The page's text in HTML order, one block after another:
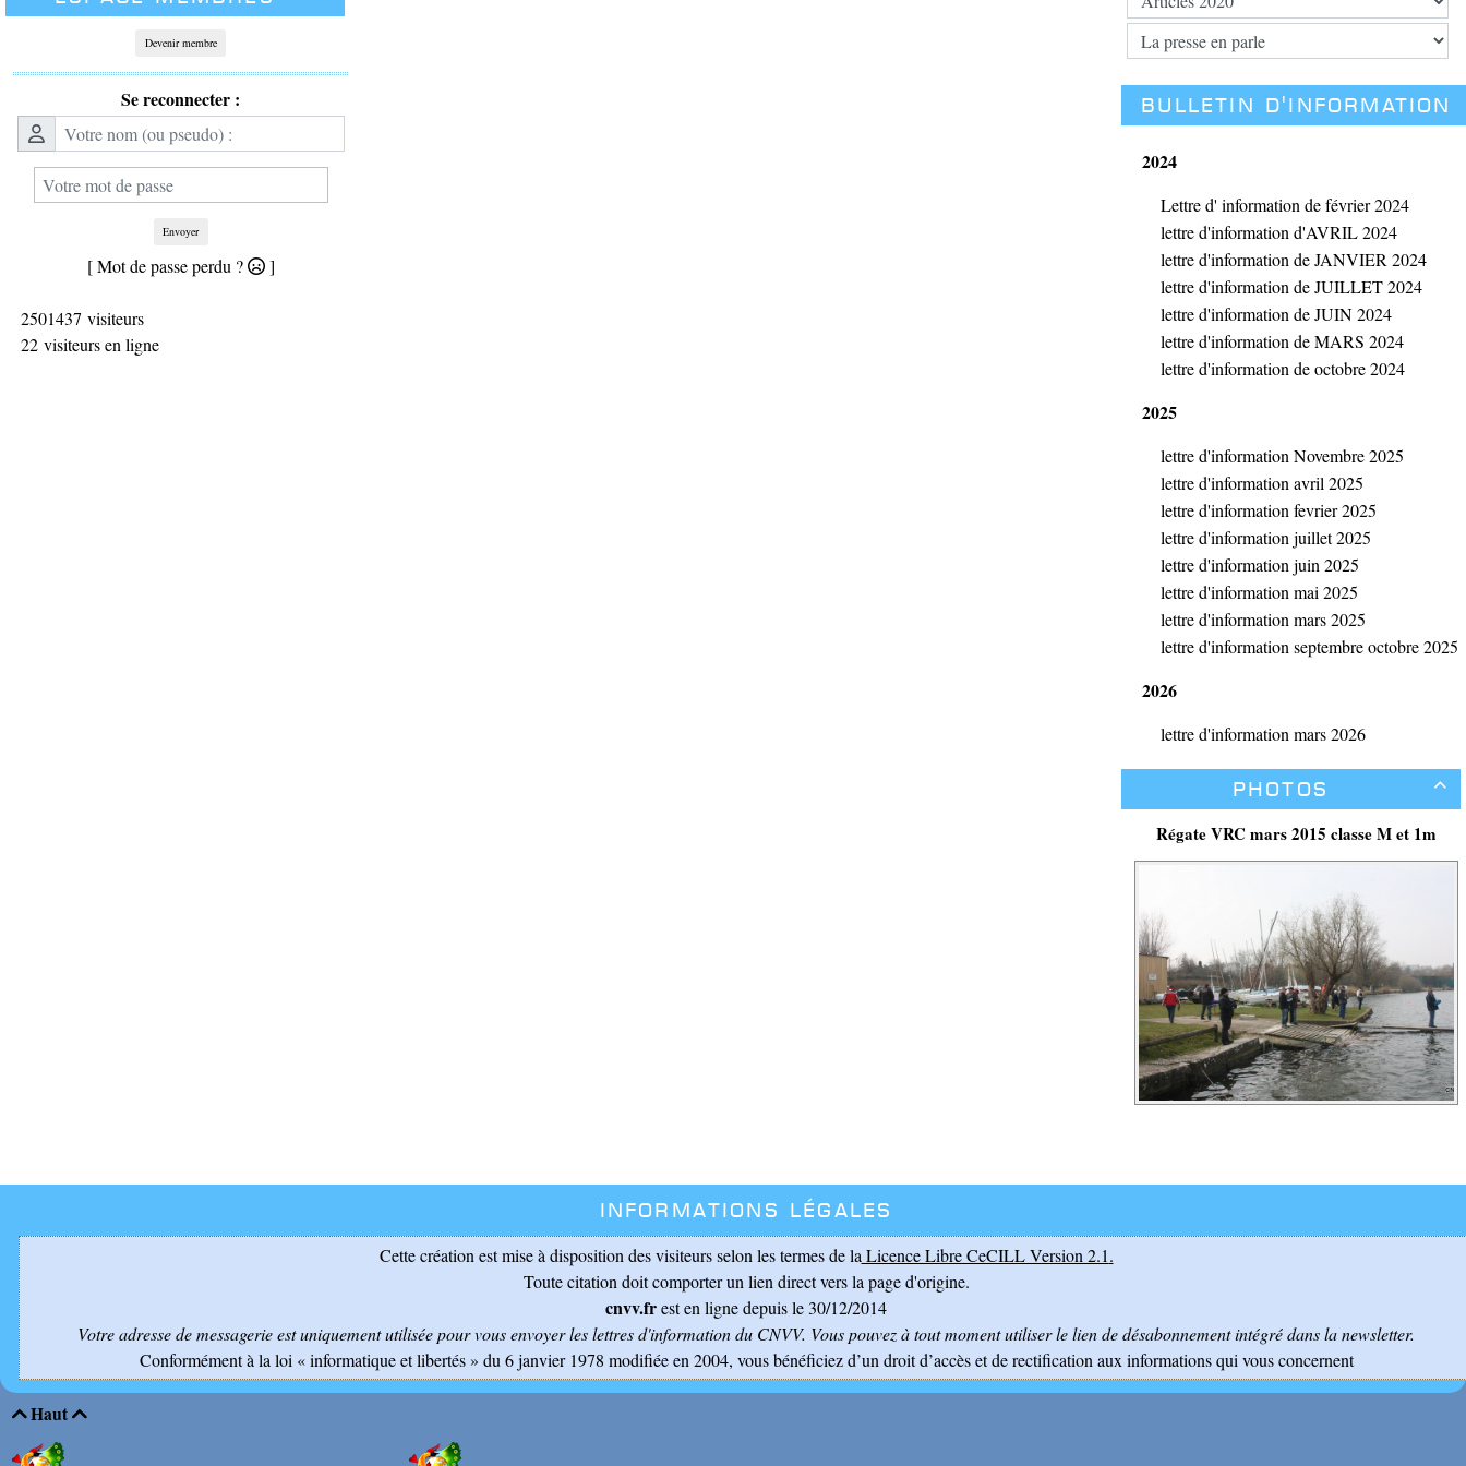
Devenir membre
Se reconnecter :
Envoyer
[ Mot de passe perdu ? ]
2501437 visiteurs
22 visiteurs en ligne
BULLETIN D'INFORMATION
2024
Lettre d' information de février 2024
lettre d'information d'AVRIL 2024
lettre d'information de JANVIER 2024
lettre d'information de JUILLET 2024
lettre d'information de JUIN 2024
lettre d'information de MARS 2024
lettre d'information de octobre 2024
2025
lettre d'information Novembre 2025
lettre d'information avril 2025
lettre d'information fevrier 2025
lettre d'information juillet 2025
lettre d'information juin 2025
lettre d'information mai 2025
lettre d'information mars 2025
lettre d'information septembre octobre 2025
2026
lettre d'information mars 2026

Photos
Régate VRC mars 2015 classe M et 1m
Informations légales
Cette création est mise à disposition des visiteurs selon les termes de la Licence Libre CeCILL Version 2.1.
Toute citation doit comporter un lien direct vers la page d'origine.
cnvv.frest en ligne depuis le 30/12/2014
Votre adresse de messagerie est uniquement utilisée pour vous envoyer les lettres d'information du CNVV. Vous pouvez à tout moment utiliser le lien de désabonnement intégré dans la newsletter.
Conformément à la loi « informatique et libertés » du 6 janvier 1978 modifiée en 2004, vous bénéficiez d’un droit d’accès et de rectification aux informations qui vous concernent
Haut 